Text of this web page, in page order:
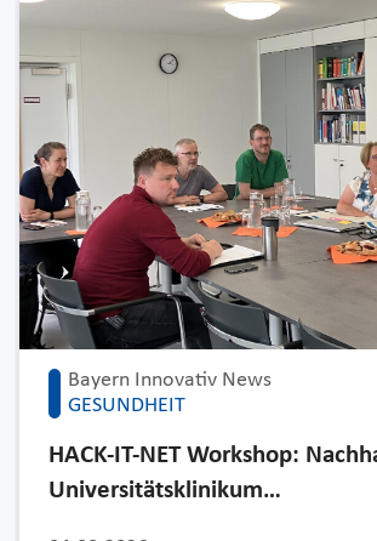
Bayern Innovativ News
GESUNDHEIT
HACK-IT-NET Workshop:
Universitätsklinikum…